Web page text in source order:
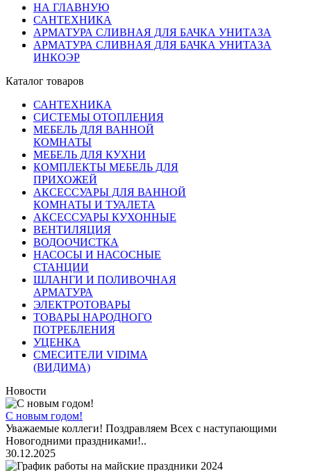
НА ГЛАВНУЮ
САНТЕХНИКА
АРМАТУРА СЛИВНАЯ ДЛЯ БАЧКА УНИТАЗА
АРМАТУРА СЛИВНАЯ ДЛЯ БАЧКА УНИТАЗА
ИНКОЭР
Каталог товаров
САНТЕХНИКА
СИСТЕМЫ ОТОПЛЕНИЯ
МЕБЕЛЬ ДЛЯ ВАННОЙ
КОМНАТЫ
МЕБЕЛЬ ДЛЯ КУХНИ
КОМПЛЕКТЫ МЕБЕЛЬ ДЛЯ
ПРИХОЖЕЙ
АКСЕССУАРЫ ДЛЯ ВАННОЙ
КОМНАТЫ И ТУАЛЕТА
АКСЕССУАРЫ КУХОННЫЕ
ВЕНТИЛЯЦИЯ
ВОДООЧИСТКА
НАСОСЫ И НАСОСНЫЕ
СТАНЦИИ
ШЛАНГИ И ПОЛИВОЧНАЯ
АРМАТУРА
ЭЛЕКТРОТОВАРЫ
ТОВАРЫ НАРОДНОГО
ПОТРЕБЛЕНИЯ
УЦЕНКА
СМЕСИТЕЛИ VIDIMA
(ВИДИМА)
Новости
С новым годом!
Уважаемые коллеги! Поздравляем Всех с наступающими
Новогодними праздниками!..
30.12.2025